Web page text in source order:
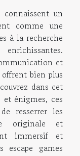
connaissent un
comme une
à la recherche
et
bien plus
dans cet
énigmes, ces
resserrer les
originale et
immersif et
escape games